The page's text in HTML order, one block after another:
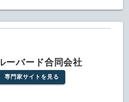
ーバード合同会社
専門家サイトを見る